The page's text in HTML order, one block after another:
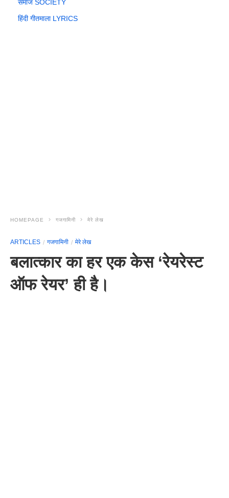
समाज SOCIETY
हिंदी गीतमाला LYRICS
HOMEPAGE गजगामिनी मेरे लेख
ARTICLES गजगामिनी मेरे लेख
बलात्कार का हर एक केस ‘रेयरेस्ट
ऑफ रेयर’ ही है।